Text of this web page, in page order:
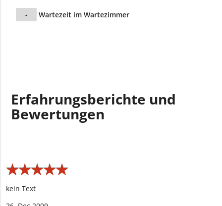
- Wartezeit im Wartezimmer
Erfahrungsberichte und
Bewertungen
★★★★★
★★★★★
kein Text